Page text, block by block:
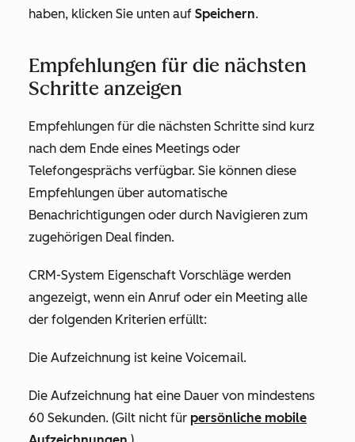
haben, klicken Sie unten auf Speichern.
Empfehlungen für die nächsten
Schritte anzeigen
Empfehlungen für die nächsten Schritte sind kurz
nach dem Ende eines Meetings oder
Telefongesprächs verfügbar. Sie können diese
Empfehlungen über automatische
Benachrichtigungen oder durch Navigieren zum
zugehörigen Deal finden.
CRM-System Eigenschaft Vorschläge werden
angezeigt, wenn ein Anruf oder ein Meeting alle
der folgenden Kriterien erfüllt:
Die Aufzeichnung ist keine Voicemail.
Die Aufzeichnung hat eine Dauer von mindestens
60 Sekunden. (Gilt nicht für persönliche mobile